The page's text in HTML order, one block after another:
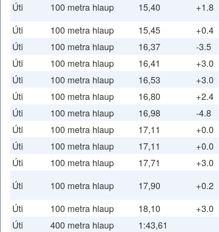
Úti
100 metra hlaup 15,40
+1.8
Úti
100 metra hlaup 15,45
+0.4
Úti
100 metra hlaup 16,37
-3.5
Úti
100 metra hlaup 16,41
+3.0
Úti
100 metra hlaup 16,53
+3.0
Úti
100 metra hlaup 16,80
+2.4
Úti
100 metra hlaup 16,98
-4.8
Úti
100 metra hlaup 17,11
+0.0
Úti
100 metra hlaup 17,11
+0.0
Úti
100 metra hlaup 17,71
+3.0
Úti
100 metra hlaup 17,90
+0.2
Úti
100 metra hlaup 18,10
+3.0
Úti
400 metra hlaup
1:43,61